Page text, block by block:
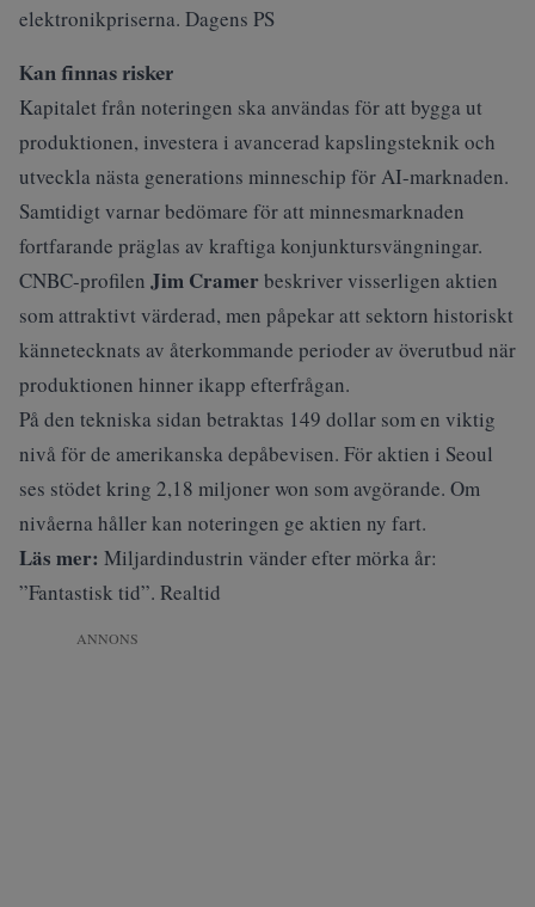
elektronikpriserna. Dagens PS
Kan finnas risker
Kapitalet från noteringen ska användas för att bygga ut
produktionen, investera i avancerad kapslingsteknik och
utveckla nästa generations minneschip för AI-marknaden.
Samtidigt varnar bedömare för att minnesmarknaden
fortfarande präglas av kraftiga konjunktursvängningar.
CNBC-profilen Jim Cramerbeskriver visserligen aktien
som attraktivt värderad, men påpekar att sektorn historiskt
kännetecknats av återkommande perioder av överutbud när
produktionen hinner ikapp efterfrågan.
På den tekniska sidan betraktas 149 dollar som en viktig
nivå för de amerikanska depåbevisen. För aktien i Seoul
ses stödet kring 2,18 miljoner won som avgörande. Om
nivåerna håller kan noteringen ge aktien ny fart.
Läs mer: Miljardindustrin vänder efter mörka år:
”Fantastisk tid”. Realtid
ANNONS